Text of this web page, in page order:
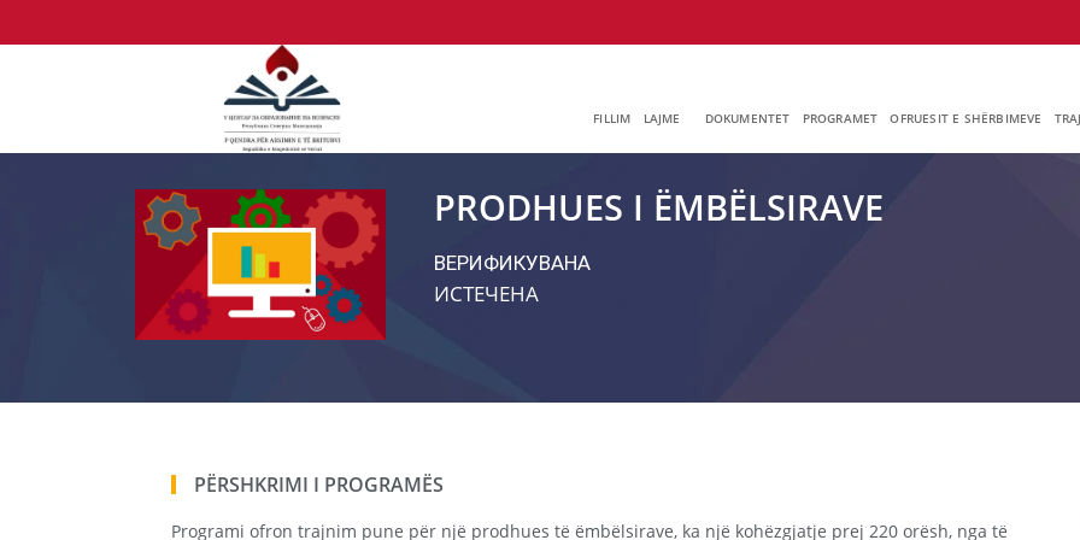
FILLIM LAJME DOKUMENTET PROGRAMET OFRUESIT E SHËRBIMEVE
PRODHUES I ËMBËLSIRAVE
ВЕРИФИКУВАНА
ИСТЕЧЕНА
PËRSHKRIMI I PROGRAMËS
Programi ofron trajnim pune për një prodhues të ëmbëlsirave, ka një kohëzgjatje prej 220 orësh, nga të